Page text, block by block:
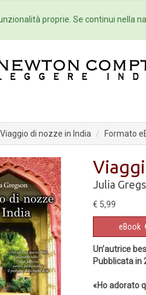
Home Autori
Viaggio di nozze in India Formato
Julia
€ 5,99
eBook
Un’autrice
Pubblicata in
«Ho adorato
proprie. Se continui nella